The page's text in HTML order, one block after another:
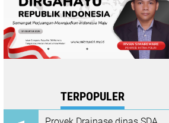
TERPOPULER